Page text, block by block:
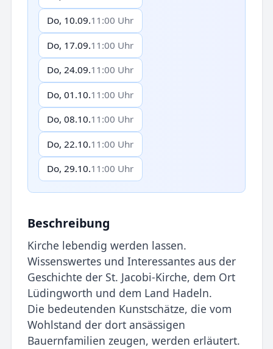
Do, 10.09.11:00 Uhr
Do, 17.09.11:00 Uhr
Do, 24.09.11:00 Uhr
Do, 01.10.11:00 Uhr
Do, 08.10.11:00 Uhr
Do, 22.10.11:00 Uhr
Do, 29.10.11:00 Uhr
Beschreibung
Kirche lebendig werden lassen.
Wissenswertes und Interessantes aus der
Geschichte der St. Jacobi-Kirche, dem Ort
Lüdingworth und dem Land Hadeln.
Die bedeutenden Kunstschätze, die vom
Wohlstand der dort ansässigen
Bauernfamilien zeugen, werden erläutert.